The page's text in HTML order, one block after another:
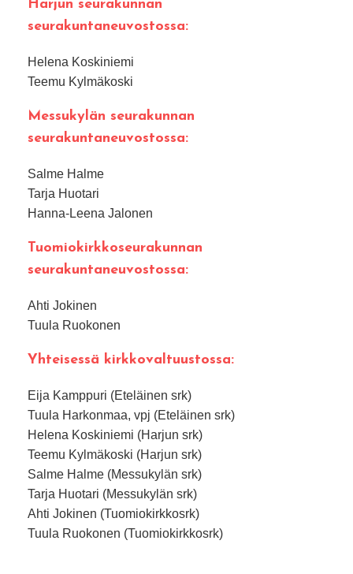
Harjun seurakunnan
seurakuntaneuvostossa:
Helena Koskiniemi
Teemu Kylmäkoski
Messukylän seurakunnan
seurakuntaneuvostossa:
Salme Halme
Tarja Huotari
Hanna-Leena Jalonen
Tuomiokirkkoseurakunnan
seurakuntaneuvostossa:
Ahti Jokinen
Tuula Ruokonen
Yhteisessä kirkkovaltuustossa:
Eija Kamppuri (Eteläinen srk)
Tuula Harkonmaa, vpj (Eteläinen srk)
Helena Koskiniemi (Harjun srk)
Teemu Kylmäkoski (Harjun srk)
Salme Halme (Messukylän srk)
Tarja Huotari (Messukylän srk)
Ahti Jokinen (Tuomiokirkkosrk)
Tuula Ruokonen (Tuomiokirkkosrk)